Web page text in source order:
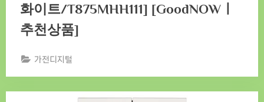
화이트/T875MHH111] [GoodNOWㅣ
추천상품]
가전디지털